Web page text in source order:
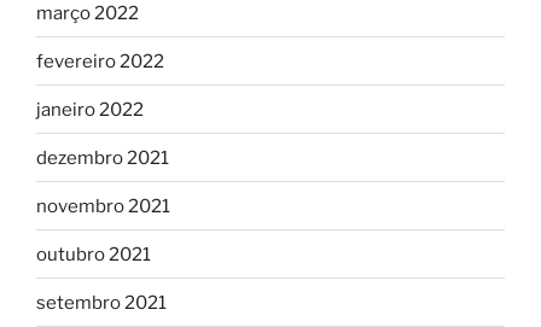
março 2022
fevereiro 2022
janeiro 2022
dezembro 2021
novembro 2021
outubro 2021
setembro 2021